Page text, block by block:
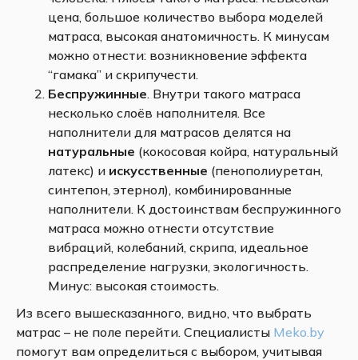
цена, большое количество выбора моделей
матраса, высокая анатомичность. К минусам
можно отнести: возникновение эффекта
“гамака” и скрипучести.
Беспружинные. Внутри такого матраса
несколько слоёв наполнителя. Все
наполнители для матрасов делятся на
натуральные (кокосовая койра, натуральный
латекс) и искусственные (пенополиуретан,
синтепон, этернол), комбинированные
наполнители. К достоинствам беспружинного
матраса можно отнести отсутствие
вибраций, колебаний, скрипа, идеальное
распределение нагрузки, экологичность.
Минус: высокая стоимость.
Из всего вышесказанного, видно, что выбрать
матрас – не поле перейти. Специалисты Meko.by
помогут вам определиться с выбором, учитывая